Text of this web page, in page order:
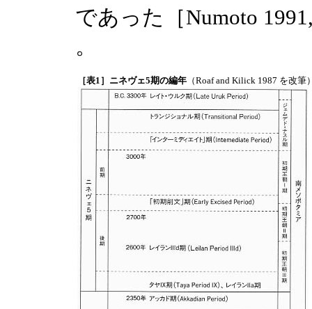
であった［Numoto
。
［表1］ニネヴェ5期の編年（Roaf and Kilick 1987 を改筆